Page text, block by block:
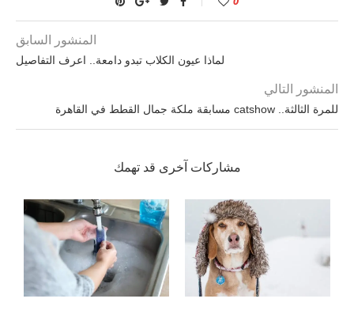
المنشور السابق
لماذا عيون الكلاب تبدو دامعة.. اعرف التفاصيل
المنشور التالي
للمرة الثالثة.. catshow مسابقة ملكة جمال القطط في القاهرة
مشاركات آخرى قد تهمك